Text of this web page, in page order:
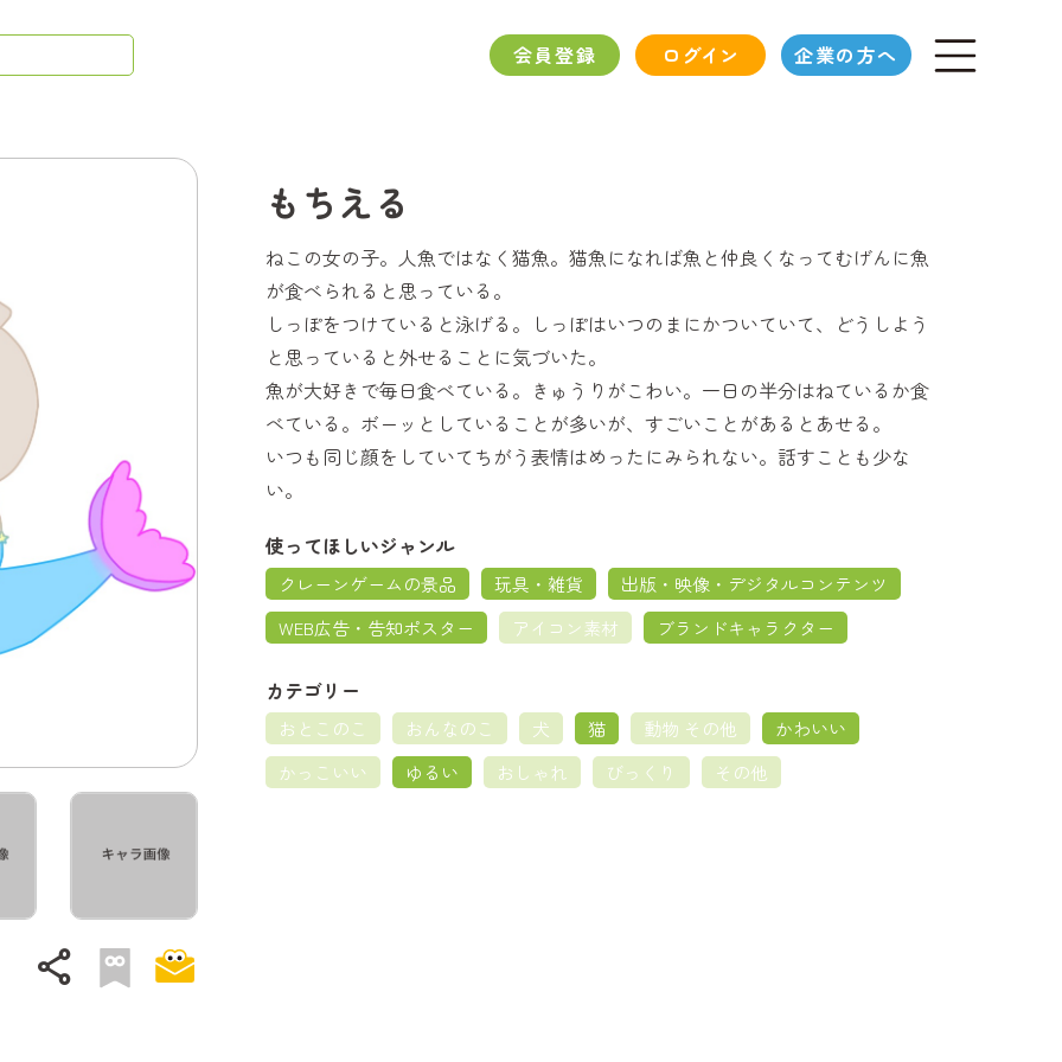
会員登録 ログイン 企業の方へ
share
もちえる
ねこの女の子。人魚ではなく猫魚。猫魚になれば魚と仲良くなってむげんに魚
が食べられると思っている。
しっぽをつけていると泳げる。しっぽはいつのまにかついていて、どうしよう
と思っていると外せることに気づいた。
魚が大好きで毎日食べている。きゅうりがこわい。一日の半分はねているか食
べている。ボーッとしていることが多いが、すごいことがあるとあせる。
いつも同じ顔をしていてちがう表情はめったにみられない。話すことも少な
い。
使ってほしいジャンル
クレーンゲームの景品 玩具・雑貨
出版・映像・デジタルコンテンツ
WEB広告・告知ポスター
アイコン素材 ブランドキャラクター
カテゴリー
おとこのこ おんなのこ 犬 猫 動物 その他
かわいい
かっこいい
ゆるい おしゃれ びっくり その他